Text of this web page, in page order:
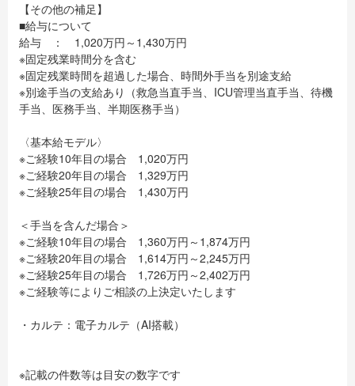
【その他の補足】
■給与について
給与 ： 1,020万円～1,430万円
※固定残業時間分を含む
※固定残業時間を超過した場合、時間外手当を別途支給
※別途手当の支給あり（救急当直手当、ICU管理当直手当、待機
手当、医務手当、半期医務手当）
〈基本給モデル〉
※ご経験10年目の場合 1,020万円
※ご経験20年目の場合 1,329万円
※ご経験25年目の場合 1,430万円
＜手当を含んだ場合＞
※ご経験10年目の場合 1,360万円～1,874万円
※ご経験20年目の場合 1,614万円～2,245万円
※ご経験25年目の場合 1,726万円～2,402万円
※ご経験等によりご相談の上決定いたします
・カルテ：電子カルテ（AI搭載）
※記載の件数等は目安の数字です